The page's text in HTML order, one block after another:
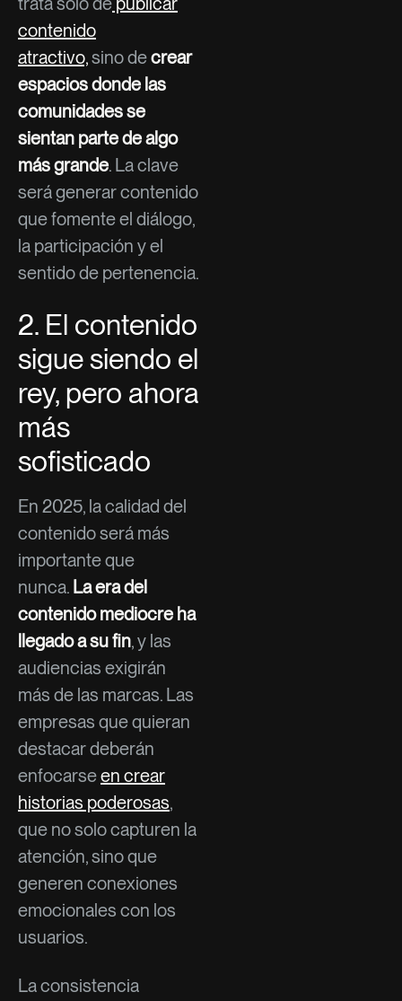
contenido
atractivo,sino decrear
espacios donde las
comunidades se
sientan parte de algo
más grande. La clave
será generar contenido
que fomente el diálogo,
la participación y el
sentido de pertenencia.
2. El contenido
sigue siendo el
rey, pero ahora
más
sofisticado
En 2025, la calidad del
contenido será más
importante que
nunca. La era del
contenido mediocre ha
llegado a su fin, y las
audiencias exigirán
más de las marcas. Las
empresas que quieran
destacar deberán
enfocarseen crear
historias poderosas,
que no solo capturen la
atención, sino que
generen conexiones
emocionales con los
usuarios.
La consistencia